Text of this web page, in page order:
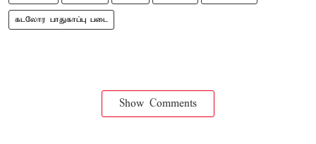
கடலோர பாதுகாப்பு படை
Show Comments